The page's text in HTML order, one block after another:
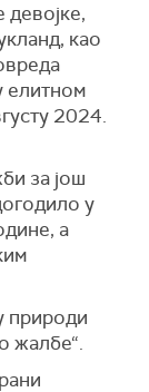
као
елитном
2024.
за још
у
а
природи
жалбе“.